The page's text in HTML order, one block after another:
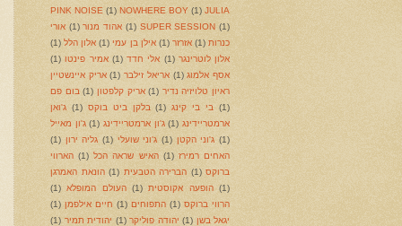
JULIA
(1)
NOWHERE BOY
(1)
PINK NOISE
(1)
SUPER SESSION
(1) אהוד מנור (1) אורי
כנרות (1) אזרזר (1) אילן בן עמי (1) אלון הלל (1)
אלון לוטרינגר (1) אלי חדד (1) אמיר פינטו (1)
אסף אלמוג (1) אריאל זילבר (1) אריק איינשטיין
ראיון טלויזיה נדיר (1) אריק קלפטון (1) בום פם
(1)
בי בי קינג (1) בלקן ביט בוקס (1) ג'ואן
ארמטריידינג (1) ג'ון ארמטריידינג (1) ג'ון מאייל
(1) ג'וני הקטן (1) ג'וני שועלי (1) גליה ירון (1)
האחים רמירז (1) האיש שראה הכל (1) הארווי
ברוקס (1) הברירה הטבעית (1) הונאת האמרגן
(1) הופעה אקוסטית (1) העולם המופלא (1)
הרווי ברוקס (1) התפוחים (1) חיים אילפמן (1)
יגאל בשן (1) יהודה פוליקר (1) יהודית תמיר (1)